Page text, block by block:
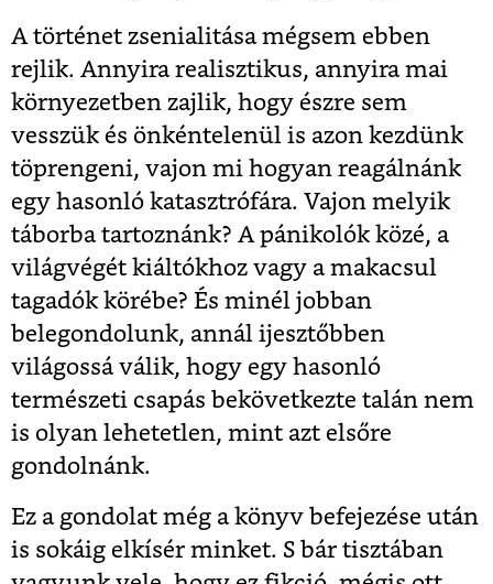
A történet zsenialitása mégsem ebben
rejlik. Annyira realisztikus, annyira mai
környezetben zajlik, hogy észre sem
vesszük és önkéntelenül is azon kezdünk
töprengeni, vajon mi hogyan reagálnánk
egy hasonló katasztrófára. Vajon melyik
táborba tartoznánk? A pánikolók közé, a
világvégét kiáltókhoz vagy a makacsul
tagadók körébe? És minél jobban
belegondolunk, annál ijesztőbben
világossá válik, hogy egy hasonló
természeti csapás bekövetkezte talán nem
is olyan lehetetlen, mint azt elsőre
gondolnánk.
Ez a gondolat még a könyv befejezése után
is sokáig elkísér minket. S bár tisztában